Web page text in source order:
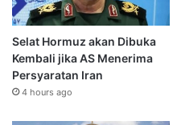
Selat Hormuz akan Dibuka
Kembali jika AS Menerima
Persyaratan Iran
4 hours ago